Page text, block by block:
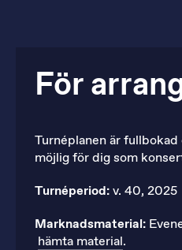
För
Turnéplanen är fullbokad
möjlig för dig som
Turnéperiod:v. 40, 2025
Marknadsmaterial:
hämta material.